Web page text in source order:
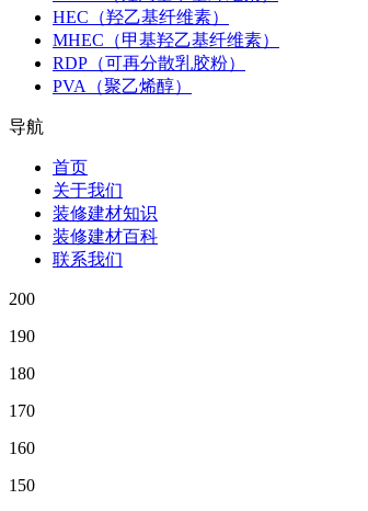
HEC（羟乙基纤维素）
MHEC（甲基羟乙基纤维素）
RDP（可再分散乳胶粉）
PVA（聚乙烯醇）
导航
首页
关于我们
装修建材知识
装修建材百科
联系我们
200
190
180
170
160
150